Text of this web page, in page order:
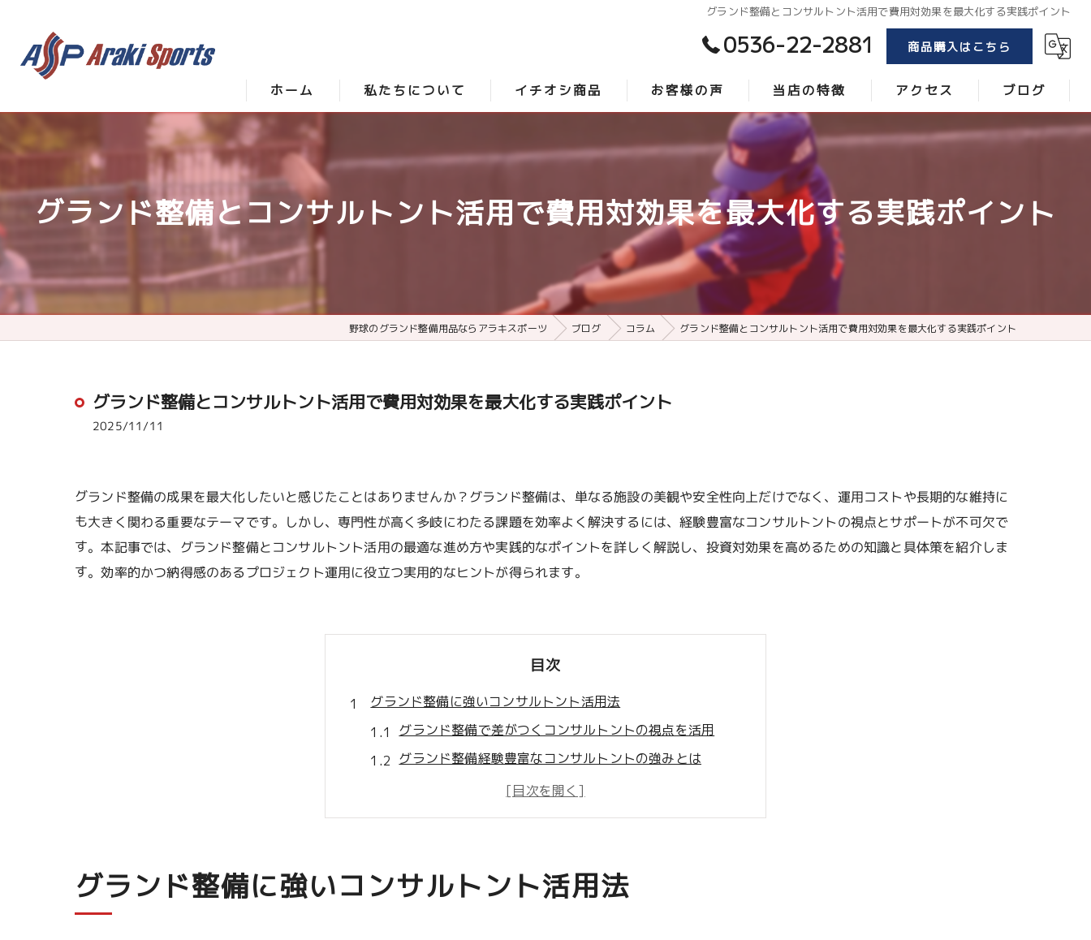
グランド整備とコンサルトント活用で費用対効果を最大化する実践ポイント
0536-22-2881 商品購入はこちら
ホーム 私たちについて イチオシ商品
時短砂 -アクシスプロ-
お客様の声
口コミ
当店の特徴
トンボ
ブラシ
レーキ
ローラー
アクセス ブログ
グランド整備とコンサルトント活用で費用対効果を最大化する実践ポイント
野球のグランド整備用品ならアラキスポーツ ブログ コラム グランド整備とコンサルトント活用で費用対効果を最大化する実践ポイント
グランド整備とコンサルトント活用で費用対効果を最大化する実践ポイント
2025/11/11
グランド整備の成果を最大化したいと感じたことはありませんか？グランド整備は、単なる施設の美観や安全性向上だけでなく、運用コストや長期的な維持に
も大きく関わる重要なテーマです。しかし、専門性が高く多岐にわたる課題を効率よく解決するには、経験豊富なコンサルトントの視点とサポートが不可欠で
す。本記事では、グランド整備とコンサルトント活用の最適な進め方や実践的なポイントを詳しく解説し、投資対効果を高めるための知識と具体策を紹介しま
す。効率的かつ納得感のあるプロジェクト運用に役立つ実用的なヒントが得られます。
目次
グランド整備に強いコンサルトント活用法
グランド整備で差がつくコンサルトントの視点を活用
グランド整備経験豊富なコンサルトントの強みとは
グランド整備を成功へ導くコンサルの選び方と実践法
グランド整備の現場で活きるコンサルトントの提案力
プロ視点によるグランド整備の実践ポイント
グランド整備を効率化するプロならではの工夫
グランド整備に強いコンサルトント活用法